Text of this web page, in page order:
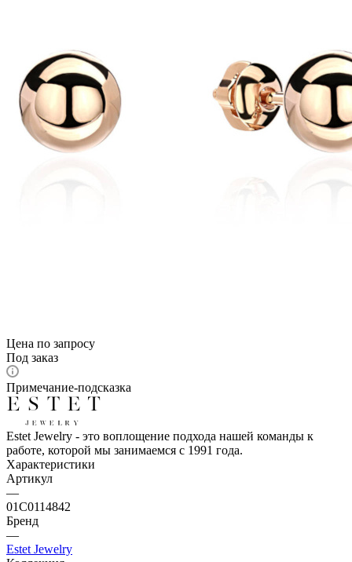
Цена по запросу
Под заказ
Примечание-подсказка
Estet Jewelry - это воплощение подхода нашей команды к
работе, которой мы занимаемся с 1991 года.
Характеристики
Артикул
—
01С0114842
Бренд
—
Estet Jewelry